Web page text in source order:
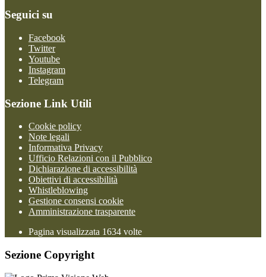
Seguici su
Facebook
Twitter
Youtube
Instagram
Telegram
Sezione Link Utili
Cookie policy
Note legali
Informativa Privacy
Ufficio Relazioni con il Pubblico
Dichiarazione di accessibilità
Obiettivi di accessibilità
Whistleblowing
Gestione consensi cookie
Amministrazione trasparente
Pagina visualizzata 1634 volte
Sezione Copyright